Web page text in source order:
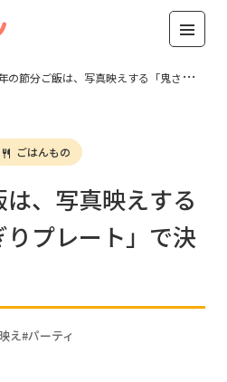
節分ご飯は、写真映えする「鬼さんおにぎりプレート」で決まり！
ごはんもの
、写真映えする
りプレート」で決
え パーティ